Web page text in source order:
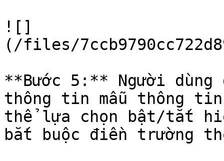
![]
(/files/
**Bước 5:** Người
thông tin mẫu thông
thể lựa chọn bật/tắt
bắt buộc điền trường